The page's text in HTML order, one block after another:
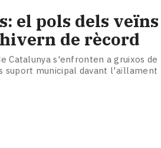
el pols dels veïns
de rècord
Catalunya s'enfronten a gruixos de
suport municipal davant l'aïllament